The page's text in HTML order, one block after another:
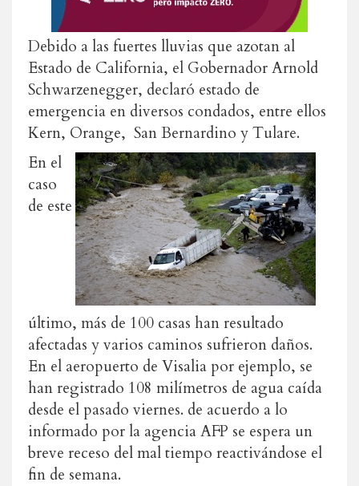
Debido a las fuertes lluvias que azotan al
Estado de California, el Gobernador Arnold
Schwarzenegger, declaró estado de
emergencia en diversos condados, entre ellos
Kern, Orange, San Bernardino y Tulare.
En el
caso
de este
último, más de 100 casas han resultado
afectadas y varios caminos sufrieron daños.
En el aeropuerto de Visalia por ejemplo, se
han registrado 108 milímetros de agua caída
desde el pasado viernes. de acuerdo a lo
informado por la agencia AFP se espera un
breve receso del mal tiempo reactivándose el
fin de semana.